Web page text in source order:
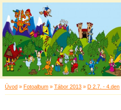
Úvod » Fotoalbum » Tábor 2013 » D 2.7. - 4.den